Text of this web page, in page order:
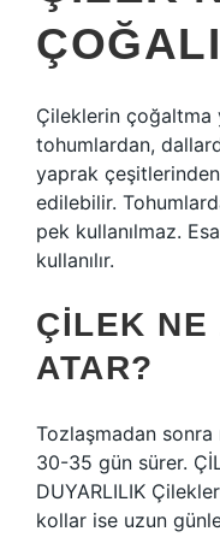
Çileklerin
tohumlardan,
yaprak
edilebilir.
pek kullanılmaz.
kullanılır.
ÇILEK NE
ATAR?
Tozlaşmadan sonra
30-35 gün sürer.
DUYARLILIK
kollar ise uzun